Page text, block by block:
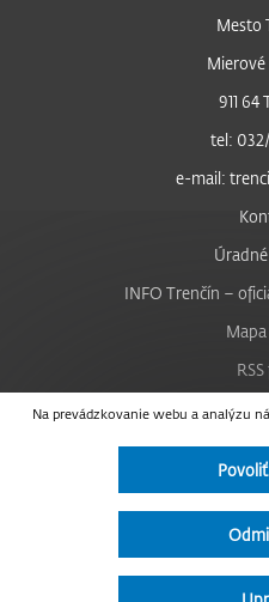
Na prevádzkovanie webu a analýzu
Mesto
Mierové
911 64
tel: 032/
e-mail:
INFO Trenčín –
Vyhlásenie